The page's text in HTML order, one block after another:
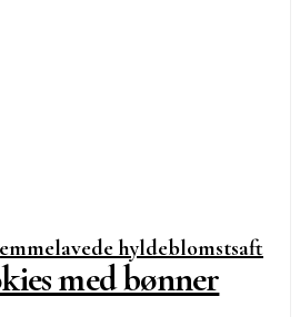
hyldeblomstsaft
med bønner